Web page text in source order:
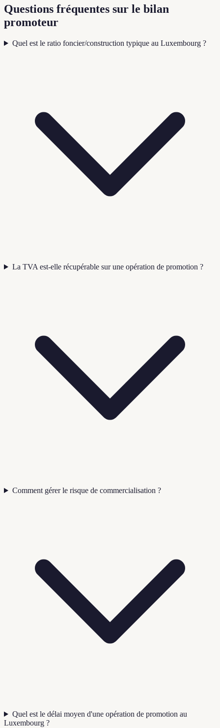
Questions fréquentes sur le bilan
promoteur
Quel est le ratio foncier/construction typique au Luxembourg ?
La TVA est-elle récupérable sur une opération de promotion ?
Comment gérer le risque de commercialisation ?
Quel est le délai moyen d'une opération de promotion au
Luxembourg ?